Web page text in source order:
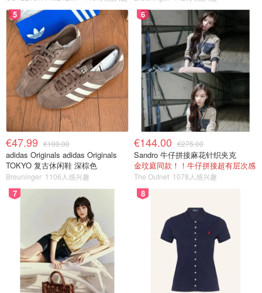
5
€47.99 €100.00
adidas Originals adidas Originals
TOKYO 复古休闲鞋 深棕色
Breuninger 1106人感兴趣
6
€144.00 €275.00
Sandro 牛仔拼接麻花针织夹克
金玟庭同款！！牛仔拼接超有层次感
The Outnet 1078人感兴趣
7 8